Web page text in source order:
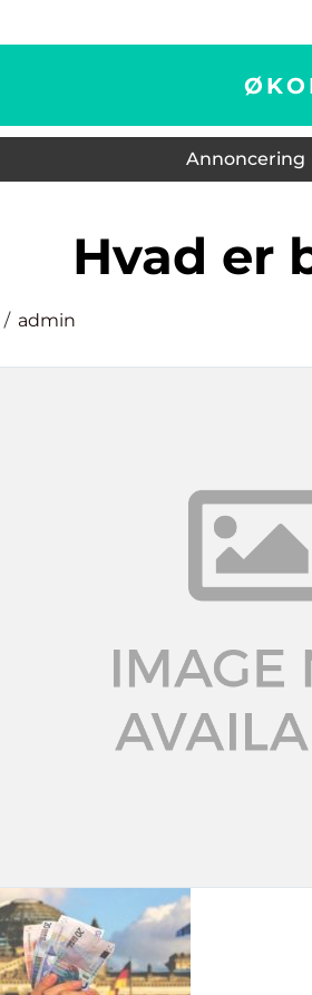
Annoncering
hvad er
admin